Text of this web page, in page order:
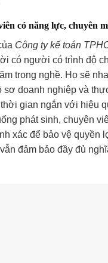
có năng lực, chuyên
Công ty kế toán
có người có trình độ
trong nghề. Họ sẽ
sơ doanh nghiệp và
gian ngắn với hiệu
phát sinh, chuyên
xác để bảo vệ quyền
đảm bảo đầy đủ